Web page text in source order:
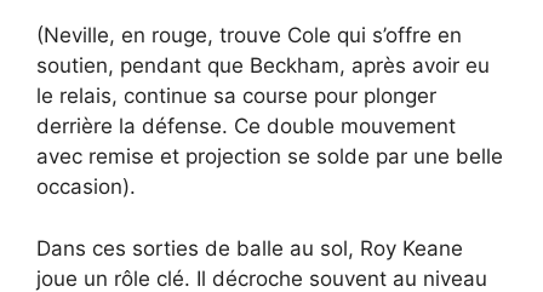
(Neville, en rouge, trouve Cole qui s’offre en
soutien, pendant que Beckham, après avoir eu
le relais, continue sa course pour plonger
derrière la défense. Ce double mouvement
avec remise et projection se solde par une belle
occasion).
Dans ces sorties de balle au sol, Roy Keane
joue un rôle clé. Il décroche souvent au niveau